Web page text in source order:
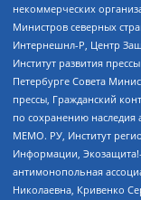
некоммерческих
Министров северных
Интернешнл-Р, Центр
Институт развития
Петербурге Совета
прессы, Гражданский
по сохранению наследия
МЕМО. РУ, Институт
Информации,
антимонопольная
Николаевна, Кривенко